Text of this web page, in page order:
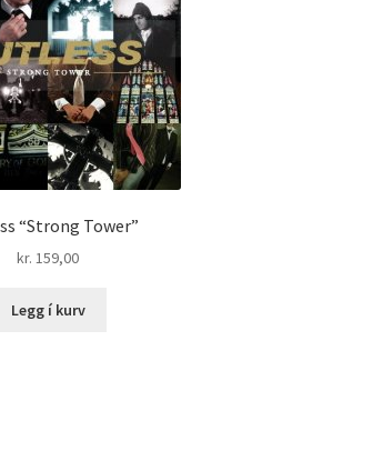
“Strong Tower”
kr. 159,00
Legg í kurv